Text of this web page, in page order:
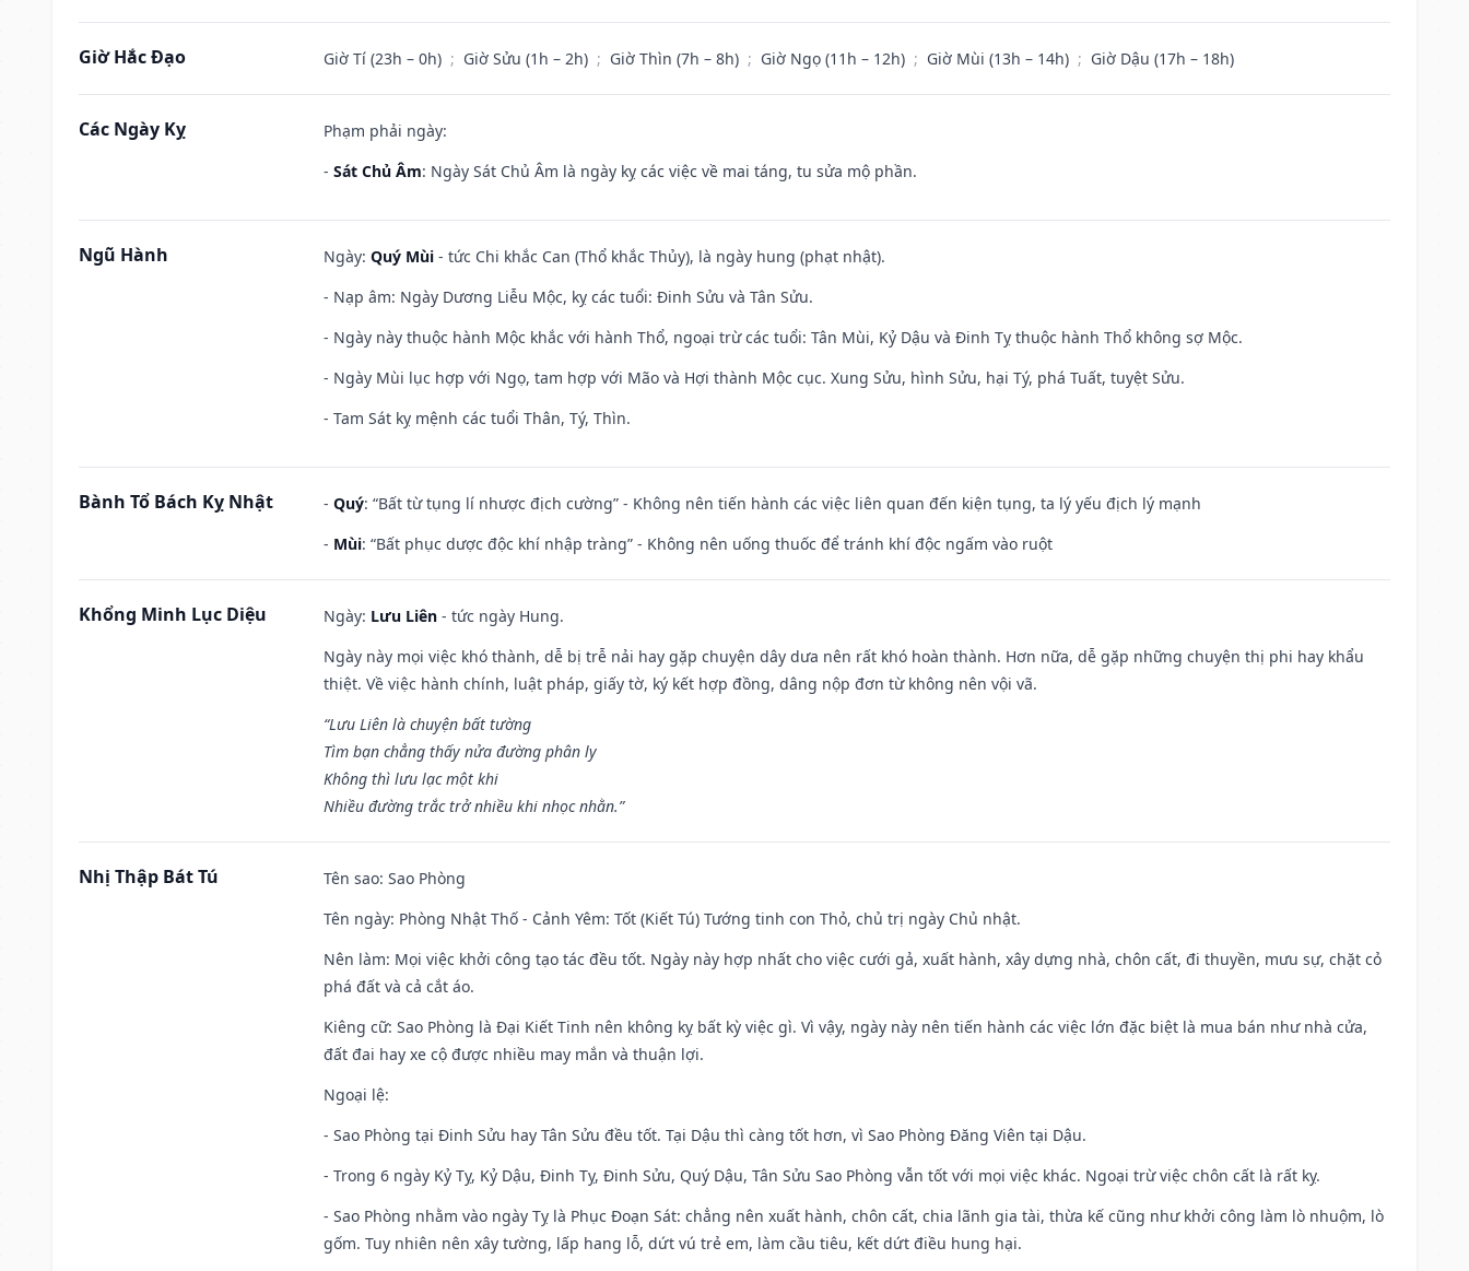
Giờ Hắc Đạo Giờ Tí (23h – 0h) ; Giờ Sửu (1h – 2h) ; Giờ Thìn (7h – 8h) ; Giờ Ngọ (11h – 12h) ; Giờ Mùi (13h – 14h) ; Giờ Dậu (17h – 18h)
Các Ngày Kỵ
Phạm phải ngày:
- Sát Chủ Âm: Ngày Sát Chủ Âm là ngày kỵ các việc về mai táng, tu sửa mộ phần.
Ngũ Hành Ngày: Quý Mùi - tức Chi khắc Can (Thổ khắc Thủy), là ngày hung (phạt nhật).
- Nạp âm: Ngày Dương Liễu Mộc, kỵ các tuổi: Đinh Sửu và Tân Sửu.
- Ngày này thuộc hành Mộc khắc với hành Thổ, ngoại trừ các tuổi: Tân Mùi, Kỷ Dậu và Đinh Tỵ thuộc hành Thổ không sợ Mộc.
- Ngày Mùi lục hợp với Ngọ, tam hợp với Mão và Hợi thành Mộc cục. Xung Sửu, hình Sửu, hại Tý, phá Tuất, tuyệt Sửu.
- Tam Sát kỵ mệnh các tuổi Thân, Tý, Thìn.
Bành Tổ Bách Kỵ Nhật - Quý: “Bất từ tụng lí nhược địch cường” - Không nên tiến hành các việc liên quan đến kiện tụng, ta lý yếu địch lý mạnh
- Mùi: “Bất phục dược độc khí nhập tràng” - Không nên uống thuốc để tránh khí độc ngấm vào ruột
Khổng Minh Lục Diệu Ngày: Lưu Liên - tức ngày Hung.
Ngày này mọi việc khó thành, dễ bị trễ nải hay gặp chuyện dây dưa nên rất khó hoàn thành. Hơn nữa, dễ gặp những chuyện thị phi hay khẩu
thiệt. Về việc hành chính, luật pháp, giấy tờ, ký kết hợp đồng, dâng nộp đơn từ không nên vội vã.
“Lưu Liên là chuyện bất tường
Tìm bạn chẳng thấy nửa đường phân ly
Không thì lưu lạc một khi
Nhiều đường trắc trở nhiều khi nhọc nhằn.”
Nhị Thập Bát Tú Tên sao: Sao Phòng
Tên ngày: Phòng Nhật Thố - Cảnh Yêm: Tốt (Kiết Tú) Tướng tinh con Thỏ, chủ trị ngày Chủ nhật.
Nên làm: Mọi việc khởi công tạo tác đều tốt. Ngày này hợp nhất cho việc cưới gả, xuất hành, xây dựng nhà, chôn cất, đi thuyền, mưu sự, chặt cỏ
phá đất và cả cắt áo.
Kiêng cữ: Sao Phòng là Đại Kiết Tinh nên không kỵ bất kỳ việc gì. Vì vậy, ngày này nên tiến hành các việc lớn đặc biệt là mua bán như nhà cửa,
đất đai hay xe cộ được nhiều may mắn và thuận lợi.
Ngoại lệ:
- Sao Phòng tại Đinh Sửu hay Tân Sửu đều tốt. Tại Dậu thì càng tốt hơn, vì Sao Phòng Đăng Viên tại Dậu.
- Trong 6 ngày Kỷ Tỵ, Kỷ Dậu, Đinh Tỵ, Đinh Sửu, Quý Dậu, Tân Sửu Sao Phòng vẫn tốt với mọi việc khác. Ngoại trừ việc chôn cất là rất kỵ.
- Sao Phòng nhằm vào ngày Tỵ là Phục Đoạn Sát: chẳng nên xuất hành, chôn cất, chia lãnh gia tài, thừa kế cũng như khởi công làm lò nhuộm, lò
gốm. Tuy nhiên nên xây tường, lấp hang lỗ, dứt vú trẻ em, làm cầu tiêu, kết dứt điều hung hại.